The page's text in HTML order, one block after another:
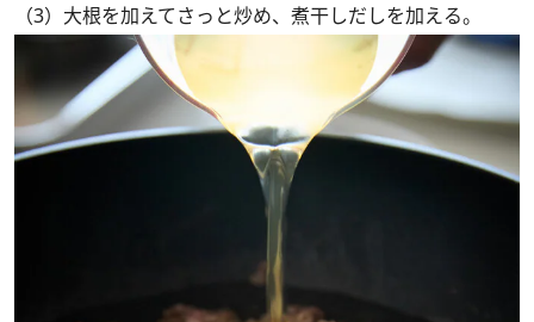
（3）大根を加えてさっと炒め、煮干しだしを加える。